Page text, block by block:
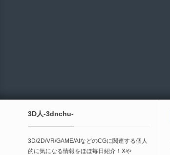
3D人-3dnchu-
3D/2D/VR/GAME/AIなどのCGに関連する個人
的に気になる情報をほぼ毎日紹介！Xや